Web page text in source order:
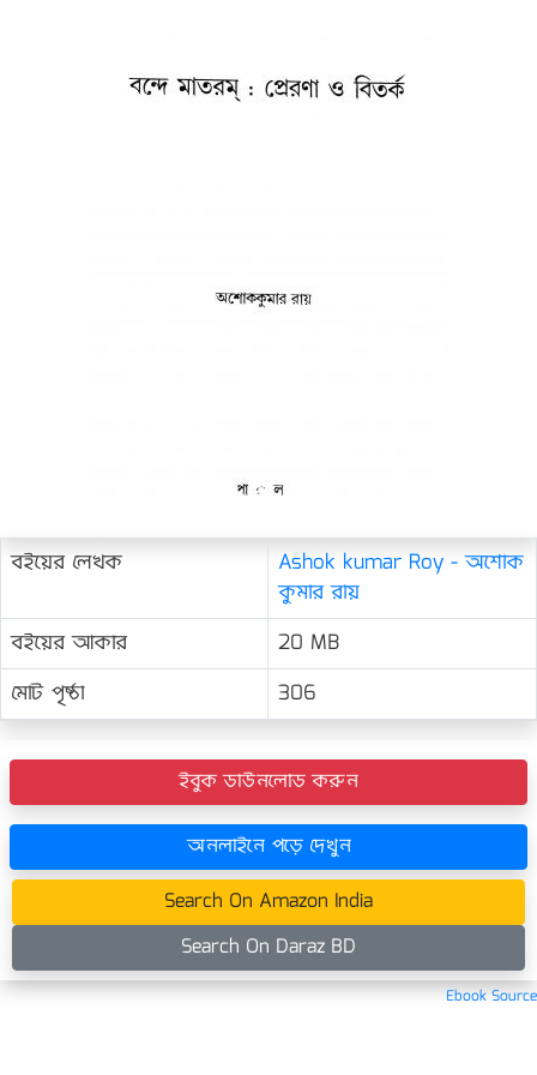
বইয়ের লেখক
Ashok kumar Roy - অশোক
কুমার রায়
বইয়ের আকার
20 MB
মোট পৃষ্ঠা
306
ইবুক ডাউনলোড করুন
অনলাইনে পড়ে দেখুন
Search On Amazon India
Search On Daraz BD
Ebook Source